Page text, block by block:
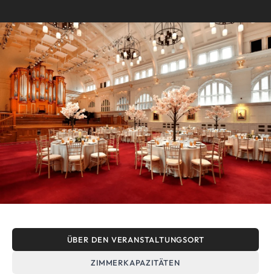
ÜBER DEN VERANSTALTUNGSORT
ZIMMERKAPAZITÄTEN